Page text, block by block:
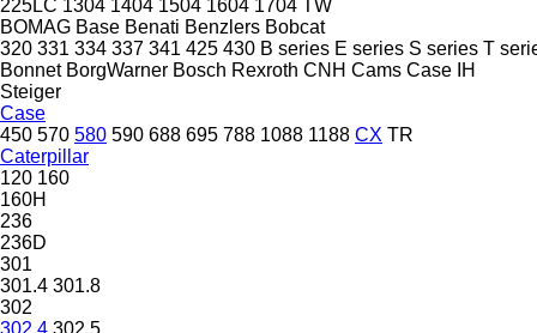
225LC 1304 1404 1504 1604 1704
TW
BOMAG Base Benati Benzlers Bobcat
320 331 334 337 341 425 430 B series E series S series T
Bonnet BorgWarner Bosch Rexroth CNH Cams Case IH
Steiger
Case
450 570 580 590 688 695 788 1088 1188 CX TR
Caterpillar
120 160
160H
236
236D
301
301.4 301.8
302
302.4 302.5